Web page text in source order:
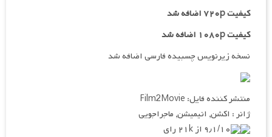
کیفیت ۷۲۰p
اضافه شد
کیفیت ۱۰۸۰p اضافه شد
نسخه زیرنویس چسبیده فارسی اضافه شد
منتشر کننده فایل: Film2Movie
ژانر : اکشن, انیمیشن, ماجراجویی
۹٫۱/۱۰ از ۲۱k رای